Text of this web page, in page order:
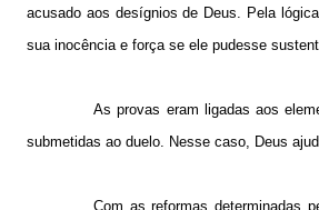
acusado aos desígnios de Deus. Pela
sua inocência e força se ele pudesse
As provas eram ligadas aos
submetidas ao duelo. Nesse caso, Deus
Com as reformas determinadas